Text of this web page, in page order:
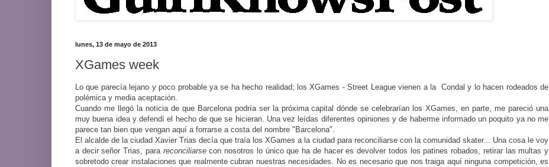
lunes, 13 de mayo de 2013
XGames week
Lo que parecía lejano y poco probable ya se ha hecho realidad; los XGames - Street League vienen a la Condal y lo hacen rodeados de
polémica y media aceptación.
Cuando me llegó la noticia de que Barcelona podría ser la próxima capital dónde se celebrarían los XGames, en parte, me pareció una
muy buena idea y defendí el hecho de que se hicieran. Una vez leídas diferentes opiniones y de haberme informado un poquito ya no me
parece tan bien que vengan aquí a forrarse a costa del nombre "Barcelona".
El alcalde de la ciudad Xavier Trias decía que traía los XGames a la ciudad para reconciliarse con la comunidad skater... Una cosa le voy
a decir señor Trias, para reconciliarsecon nosotros lo único que ha de hacer es devolver todos los patines robados, retirar las multas y
sobretodo crear instalaciones que realmente cubran nuestras necesidades. No es necesario que nos traiga aquí ninguna competición, es